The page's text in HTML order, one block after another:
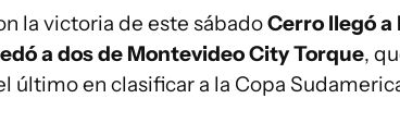
la victoria de este sábadoCerro llegó a
a dos de Montevideo City Torque,
último en clasificar a la Copa